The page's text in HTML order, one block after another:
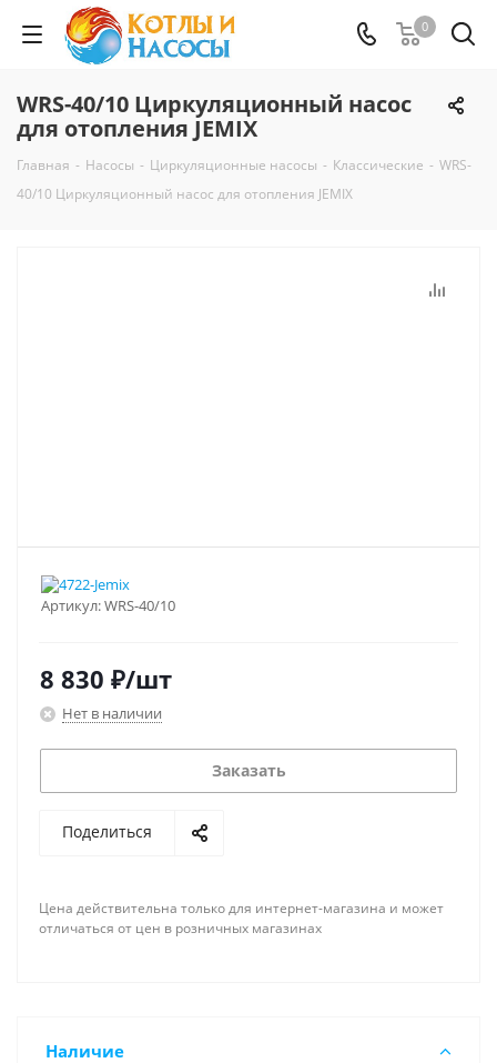
0
WRS-40/10 Циркуляционный насос
для отопления JEMIX
Главная - Насосы - Циркуляционные насосы - Классические - WRS-
40/10 Циркуляционный насос для отопления JEMIX
Артикул:WRS-40/10
8 830 ₽/шт
Нет в наличии
Заказать
Поделиться
Цена действительна только для интернет-магазина и может
отличаться от цен в розничных магазинах
Наличие